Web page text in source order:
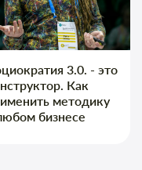
3.0. - это
Как
методику
бизнесе